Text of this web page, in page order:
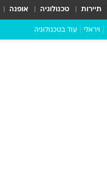
תיירות טכנולוגיה אופנה
ויראלי עוד בטכנולוגיה